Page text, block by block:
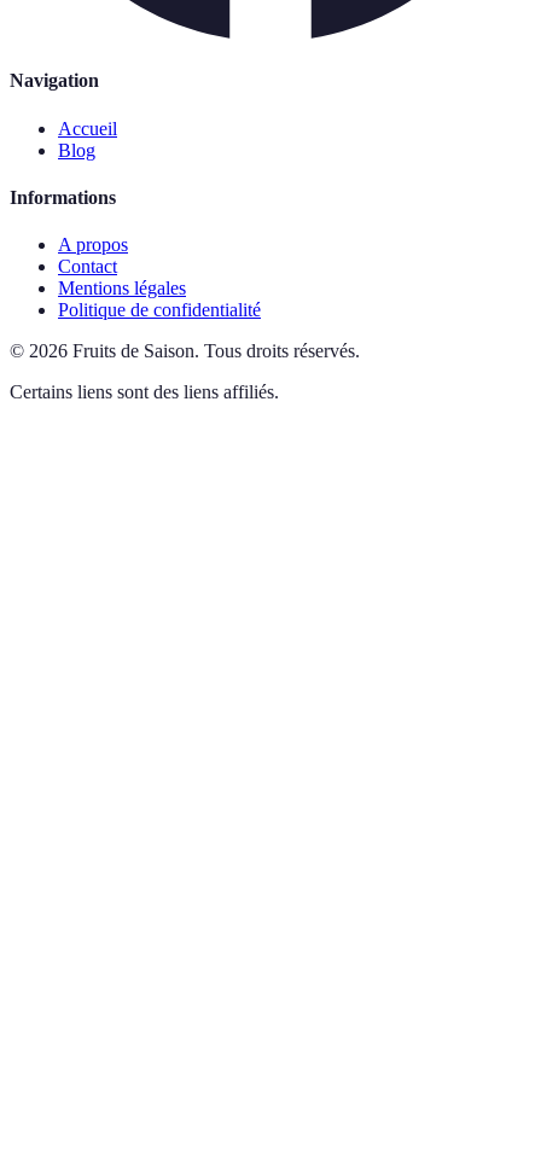
Navigation
Accueil
Blog
Informations
A propos
Contact
Mentions légales
Politique de confidentialité
© 2026 Fruits de Saison. Tous droits réservés.
Certains liens sont des liens affiliés.